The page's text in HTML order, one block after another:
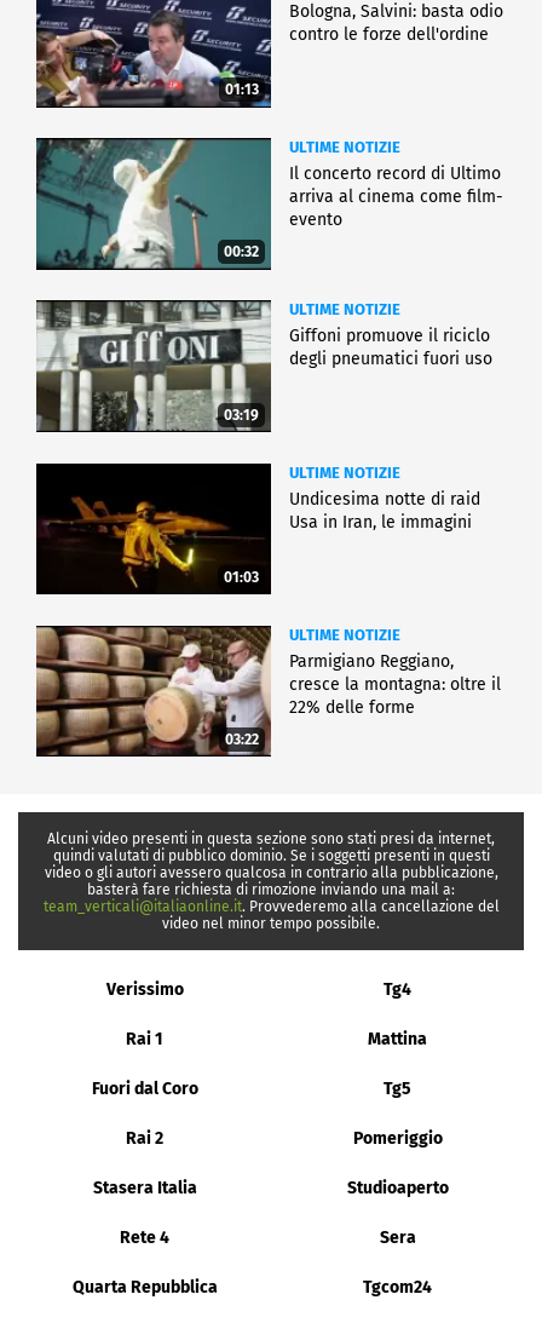
01:13
Bologna, Salvini: basta odio
contro le forze dell'ordine
00:32
ULTIME NOTIZIE
Il concerto record di Ultimo
arriva al cinema come film-
evento
03:19
ULTIME NOTIZIE
Giffoni promuove il riciclo
degli pneumatici fuori uso
01:03
ULTIME NOTIZIE
Undicesima notte di raid
Usa in Iran, le immagini
03:22
ULTIME NOTIZIE
Parmigiano Reggiano,
cresce la montagna: oltre il
22% delle forme
Alcuni video presenti in questa sezione sono stati presi da internet,
quindi valutati di pubblico dominio. Se i soggetti presenti in questi
video o gli autori avessero qualcosa in contrario alla pubblicazione,
basterà fare richiesta di rimozione inviando una mail a:
team_verticali@italiaonline.it. Provvederemo alla cancellazione del
video nel minor tempo possibile.
Verissimo Tg4
Rai 1 Mattina
Fuori dal Coro Tg5
Rai 2 Pomeriggio
Stasera Italia Studioaperto
Rete 4 Sera
Quarta Repubblica Tgcom24